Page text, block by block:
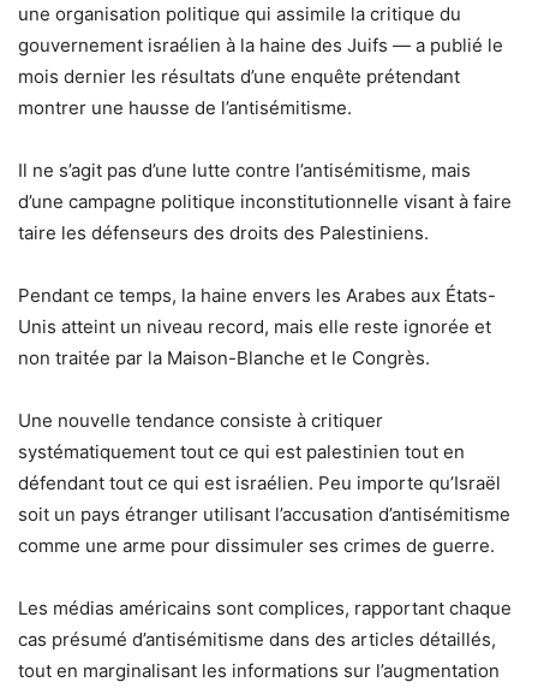
une organisation politique qui assimile la critique du
gouvernement israélien à la haine des Juifs — a publié le
mois dernier les résultats d’une enquête prétendant
montrer une hausse de l’antisémitisme.
Il ne s’agit pas d’une lutte contre l’antisémitisme, mais
d’une campagne politique inconstitutionnelle visant à faire
taire les défenseurs des droits des Palestiniens.
Pendant ce temps, la haine envers les Arabes aux États-
Unis atteint un niveau record, mais elle reste ignorée et
non traitée par la Maison-Blanche et le Congrès.
Une nouvelle tendance consiste à critiquer
systématiquement tout ce qui est palestinien tout en
défendant tout ce qui est israélien. Peu importe qu’Israël
soit un pays étranger utilisant l’accusation d’antisémitisme
comme une arme pour dissimuler ses crimes de guerre.
Les médias américains sont complices, rapportant chaque
cas présumé d’antisémitisme dans des articles détaillés,
tout en marginalisant les informations sur l’augmentation